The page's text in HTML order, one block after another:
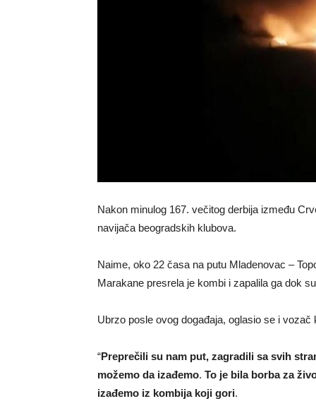
Nakon minulog 167. večitog derbija između
navijača beogradskih klubova.
Naime, oko 22 časa na putu Mladenovac –
Marakane presrela je kombi i zapalila ga dok
Ubrzo posle ovog događaja, oglasio se i vozač
“Preprečili su nam put, zagradili sa svih
možemo da izađemo. To je bila borba za
izađemo iz kombija koji gori.